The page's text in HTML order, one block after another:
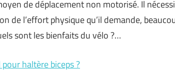
de déplacement non motorisé. Il
de l’effort physique qu’il demande,
sont les bienfaits du vélo ?…
haltère biceps ?